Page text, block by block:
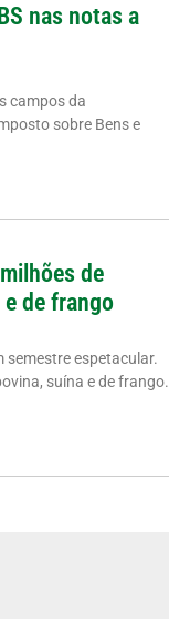
nas notas a
campos da
sobre Bens e
de
de frango
semestre espetacular.
suína e de frango.